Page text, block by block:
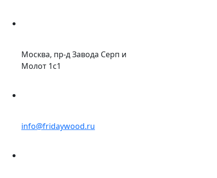
Москва, пр-д Завода Серп и
Молот 1с1
info@fridaywood.ru